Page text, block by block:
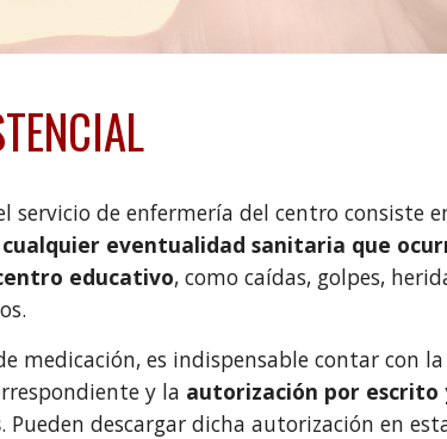
servicio de enfermería del centro consiste
eventualidad sanitaria que
educativo, como caídas, golpes,
medicación, es indispensable contar con la
y la autorización por escrito
. Pueden descargar dicha autorización en